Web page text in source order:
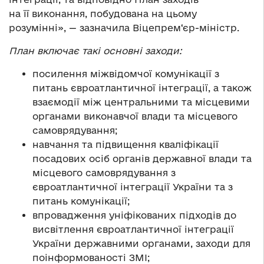
на її виконання, побудована на цьому
розумінні», — зазначила Віцепрем‘єр-міністр.
План включає такі основні заходи:
посилення міжвідомчої комунікації з
питань євроатлантичної інтеграції, а також
взаємодії між центральними та місцевими
органами виконавчої влади та місцевого
самоврядування;
навчання та підвищення кваліфікації
посадових осіб органів державної влади та
місцевого самоврядування з
євроатлантичної інтеграції України та з
питань комунікації;
впровадження уніфікованих підходів до
висвітлення євроатлантичної інтеграції
України державними органами, заходи для
поінформованості ЗМІ;